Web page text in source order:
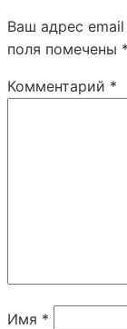
Ваш адрес email
поля помечены *
Комментарий *
Имя *